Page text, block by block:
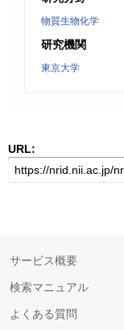
物質生物化学
研究機関
東京大学
URL:
サービス概要
検索マニュアル
よくある質問